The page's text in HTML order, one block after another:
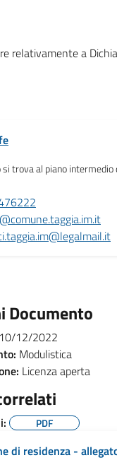
relativamente a
trova al piano intermedio
Documento
10/12/2022
Modulistica
Licenza aperta
PDF
di residenza -